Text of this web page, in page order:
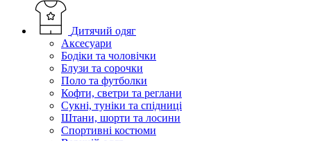
Дитячий одяг
Аксесуари
Бодіки та чоловічки
Блузи та сорочки
Поло та футболки
Кофти, светри та реглани
Сукні, туніки та спідниці
Штани, шорти та лосини
Спортивні костюми